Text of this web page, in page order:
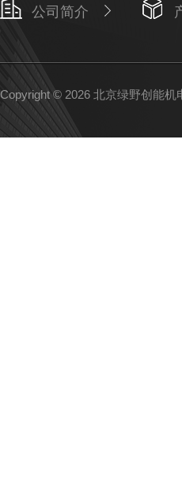
公司简介
Copyright © 2026 北京绿野创能